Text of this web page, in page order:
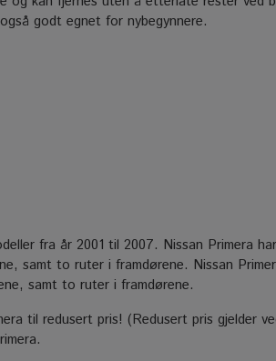
godt egnet for nybegynnere.
fra år 2001 til 2007. Nissan Primera
samt to ruter i framdørene. Nissan
samt to ruter i framdørene.
til redusert pris! (Redusert pris gjelder